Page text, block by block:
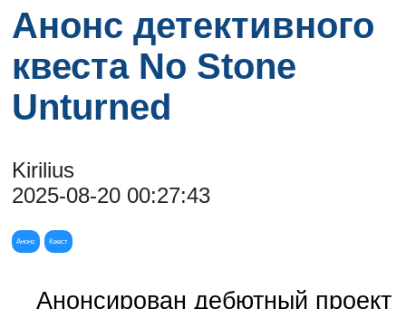
Анонс детективного
квеста No Stone
Unturned
Kirilius
2025-08-20 00:27:43
Анонс Квест
Анонсирован дебютный проект